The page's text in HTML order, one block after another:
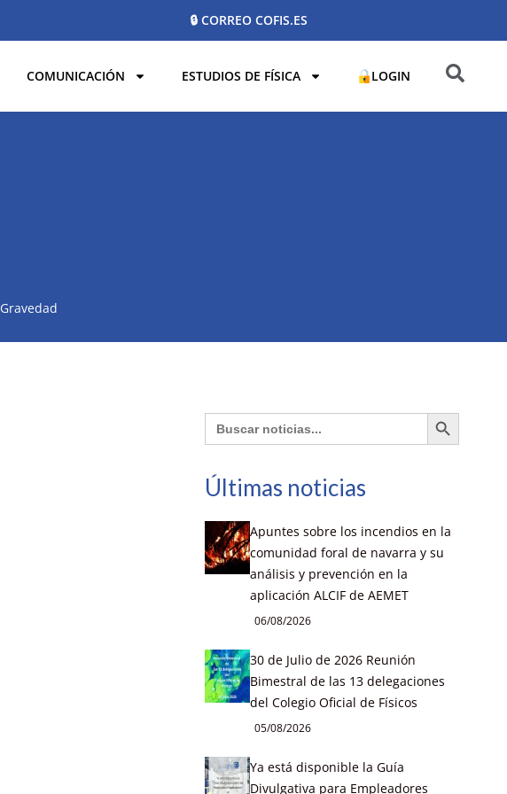
🔒 CORREO COFIS.ES
COMUNICACIÓN ESTUDIOS DE FÍSICA LOGIN
Gravedad
Buscar: Botón de búsqueda
Últimas noticias
Apuntes sobre los incendios en la
comunidad foral de navarra y su
análisis y prevención en la
aplicación ALCIF de AEMET
06/08/2026
30 de Julio de 2026 Reunión
Bimestral de las 13 delegaciones
del Colegio Oficial de Físicos
05/08/2026
Ya está disponible la Guía
Divulgativa para Empleadores